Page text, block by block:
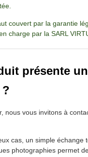
couvert par la garantie
charge par la SARL
présente
?
nous vous invitons à
cas, un simple échange
photographies permet